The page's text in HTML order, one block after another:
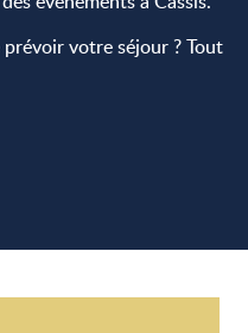
votre séjour ? Tout
favoris